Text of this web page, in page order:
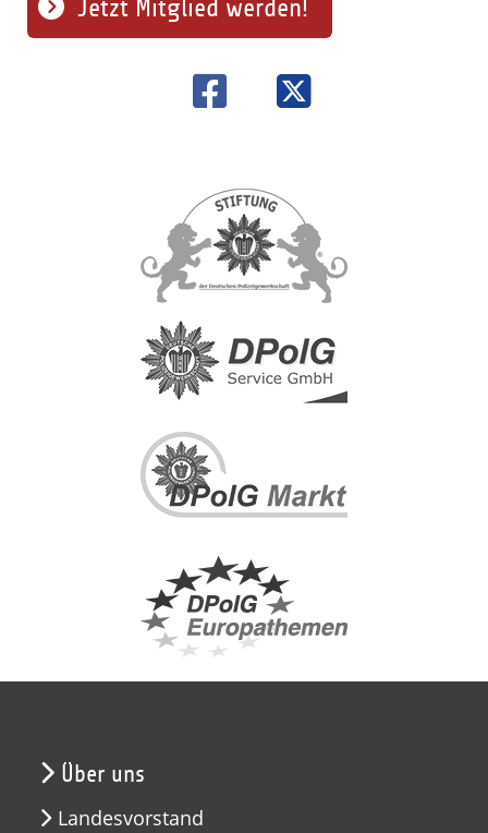
Jetzt Mitglied werden!
Über uns
Landesvorstand